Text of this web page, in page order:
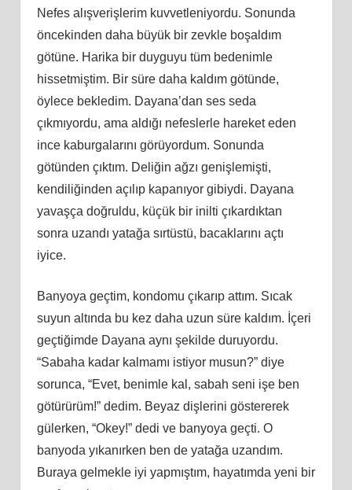
Nefes alışverişlerim kuvvetleniyordu. Sonunda
öncekinden daha büyük bir zevkle boşaldım
götüne. Harika bir duyguyu tüm bedenimle
hissetmiştim. Bir süre daha kaldım götünde,
öylece bekledim. Dayana’dan ses seda
çıkmıyordu, ama aldığı nefeslerle hareket eden
ince kaburgalarını görüyordum. Sonunda
götünden çıktım. Deliğin ağzı genişlemişti,
kendiliğinden açılıp kapanıyor gibiydi. Dayana
yavaşça doğruldu, küçük bir inilti çıkardıktan
sonra uzandı yatağa sırtüstü, bacaklarını açtı
iyice.
Banyoya geçtim, kondomu çıkarıp attım. Sıcak
suyun altında bu kez daha uzun süre kaldım. İçeri
geçtiğimde Dayana aynı şekilde duruyordu.
“Sabaha kadar kalmamı istiyor musun?” diye
sorunca, “Evet, benimle kal, sabah seni işe ben
götürürüm!” dedim. Beyaz dişlerini göstererek
gülerken, “Okey!” dedi ve banyoya geçti. O
banyoda yıkanırken ben de yatağa uzandım.
Buraya gelmekle iyi yapmıştım, hayatımda yeni bir